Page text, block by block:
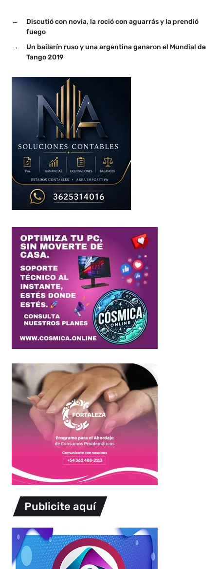
←
Discutió con novia, la roció con aguarrás y la prendió
fuego
→
Un bailarín ruso y una argentina ganaron el Mundial de
Tango 2019
Publicite aquí